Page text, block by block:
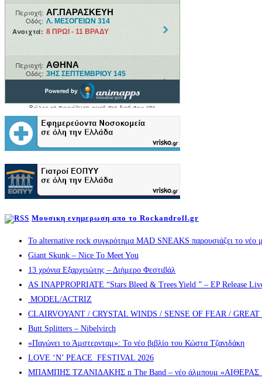
Μουσικη ενημερωση απο το Rockandroll.gr
Το alternative rock συγκρότημα MAD SNEAKS παρουσιάζει το νέο
Giant Skunk – Nice To Meet You
13 χρόνια Εξαρχειώτης – Διήμερο Φεστιβάλ
AS INAPPROPRIATE “Stars Bleed & Trees Yield ” – EP Release
MODEL/ACTRIZ
CLAIRVOYANT / CRYSTAL WINDS / SENSE OF FEAR /
Butt Splitters – Nibelvirch
«Παγώνει το Άμστερνταμ»: Το νέο βιβλίο του Κώστα Τζανιδάκη
LOVE ‘N’ PEACE FESTIVAL 2026
ΜΠΑΜΠΗΣ ΤΖΑΝΙΔΑΚΗΣ n The Band – νέο άλμπουμ «ΑΙΘΕΡΑΣ »